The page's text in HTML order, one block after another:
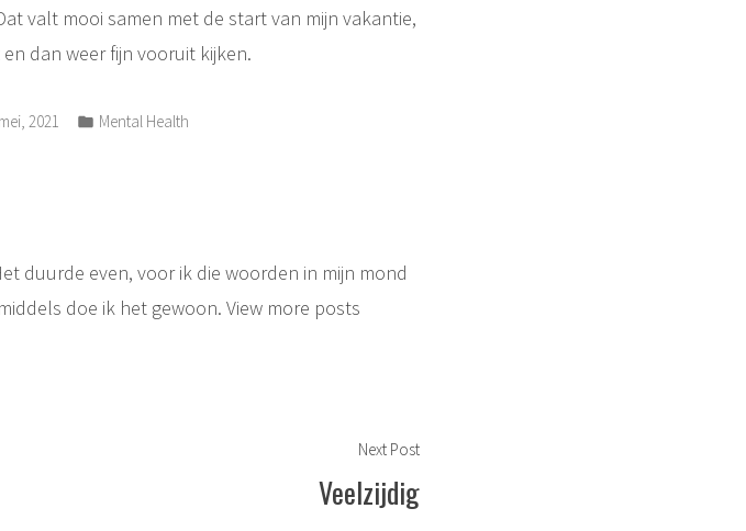
valt mooi samen met de start van mijn vakantie,
dan weer fijn vooruit kijken.
2021
Posted
Mental Health
duurde even, voor ik die woorden in mijn mond
doe ik het gewoon. View more posts
Next PostNext
post:
Veelzijdig